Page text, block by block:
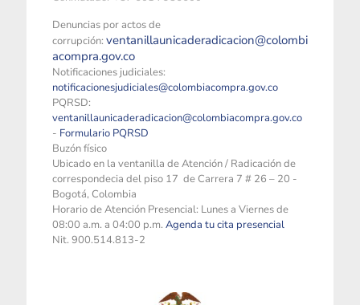
Denuncias por actos de
corrupción: ventanillaunicaderadicacion@colombi
acompra.gov.co
Notificaciones judiciales:
notificacionesjudiciales@colombiacompra.gov.co
PQRSD:
ventanillaunicaderadicacion@colombiacompra.gov.co
- Formulario PQRSD
Buzón físico
Ubicado en la ventanilla de Atención / Radicación de
correspondecia del piso 17 de Carrera 7 # 26 – 20 -
Bogotá, Colombia
Horario de Atención Presencial: Lunes a Viernes de
08:00 a.m. a 04:00 p.m. Agenda tu cita presencial
Nit. 900.514.813-2